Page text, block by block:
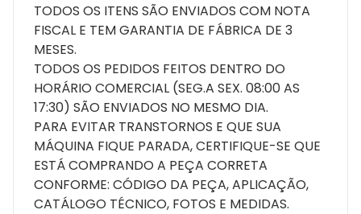
TODOS OS ITENS SÃO ENVIADOS COM NOTA
FISCAL E TEM GARANTIA DE FÁBRICA DE 3
MESES.
TODOS OS PEDIDOS FEITOS DENTRO DO
HORÁRIO COMERCIAL (SEG.A SEX. 08:00 AS
17:30) SÃO ENVIADOS NO MESMO DIA.
PARA EVITAR TRANSTORNOS E QUE SUA
MÁQUINA FIQUE PARADA, CERTIFIQUE-SE QUE
ESTÁ COMPRANDO A PEÇA CORRETA
CONFORME: CÓDIGO DA PEÇA, APLICAÇÃO,
CATÁLOGO TÉCNICO, FOTOS E MEDIDAS.